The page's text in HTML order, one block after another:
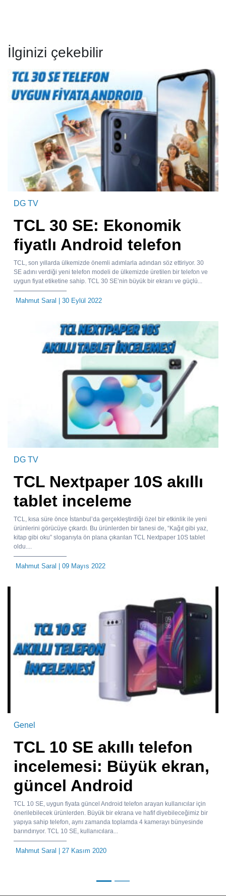
İlginizi çekebilir
DG TV
TCL 30 SE: Ekonomik
fiyatlı Android telefon
TCL, son yıllarda ülkemizde önemli adımlarla adından söz ettiriyor. 30
SE adını verdiği yeni telefon modeli de ülkemizde üretilen bir telefon ve
uygun fiyat etiketine sahip. TCL 30 SE’nin büyük bir ekranı ve güçlü...
Mahmut Saral | 30 Eylül 2022
DG TV
TCL Nextpaper 10S akıllı
tablet inceleme
TCL, kısa süre önce İstanbul’da gerçekleştirdiği özel bir etkinlik ile yeni
ürünlerini görücüye çıkardı. Bu ürünlerden bir tanesi de, “Kağıt gibi yaz,
kitap gibi oku” sloganıyla ön plana çıkarılan TCL Nextpaper 10S tablet
oldu....
Mahmut Saral | 09 Mayıs 2022
Genel
TCL 10 SE akıllı telefon
incelemesi: Büyük ekran,
güncel Android
TCL 10 SE, uygun fiyata güncel Android telefon arayan kullanıcılar için
önerilebilecek ürünlerden. Büyük bir ekrana ve hafif diyebileceğimiz bir
yapıya sahip telefon, aynı zamanda toplamda 4 kamerayı bünyesinde
barındırıyor. TCL 10 SE, kullanıcılara...
Mahmut Saral | 27 Kasım 2020